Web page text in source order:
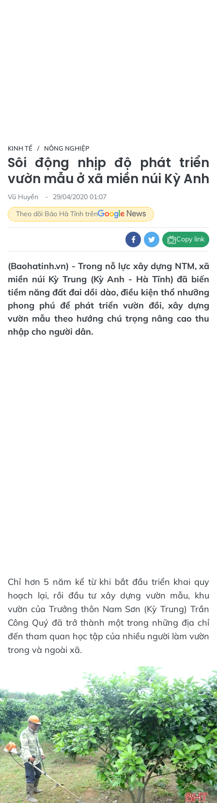
KINH TẾ NÔNG NGHIỆP
Sôi động nhịp độ phát triển
vườn mẫu ở xã miền núi Kỳ Anh
Vũ Huyền
29/04/2020 01:07
Theo dõi Báo Hà Tĩnh trên
Copy link
(Baohatinh.vn) - Trong nỗ lực xây dựng NTM, xã
miền núi Kỳ Trung (Kỳ Anh - Hà Tĩnh) đã biến
tiềm năng đất đai dồi dào, điều kiện thổ nhưỡng
phong phú để phát triển vườn đồi, xây dựng
vườn mẫu theo hướng chú trọng nâng cao thu
nhập cho người dân.
Chỉ hơn 5 năm kể từ khi bắt đầu triển khai quy
hoạch lại, rồi đầu tư xây dựng vườn mẫu, khu
vườn của Trưởng thôn Nam Sơn (Kỳ Trung) Trần
Công Quý đã trở thành một trong những địa chỉ
đến tham quan học tập của nhiều người làm vườn
trong và ngoài xã.